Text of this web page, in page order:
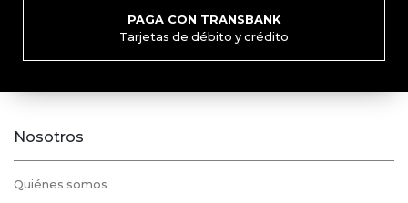
PAGA CON TRANSBANK
Tarjetas de débito y crédito
Nosotros
Quiénes somos